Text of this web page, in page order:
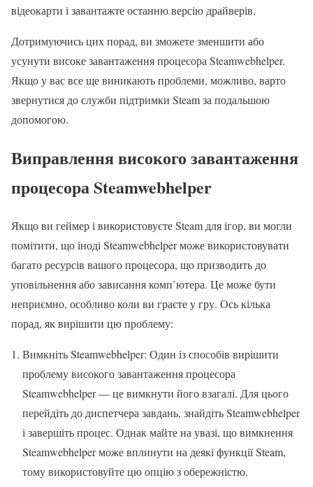
відеокарти і завантажте останню версію драйверів.
Дотримуючись цих порад, ви зможете зменшити або
усунути високе завантаження процесора Steamwebhelper.
Якщо у вас все ще виникають проблеми, можливо, варто
звернутися до служби підтримки Steam за подальшою
допомогою.
Виправлення високого завантаження
процесора Steamwebhelper
Якщо ви геймер і використовуєте Steam для ігор, ви могли
помітити, що іноді Steamwebhelper може використовувати
багато ресурсів вашого процесора, що призводить до
уповільнення або зависання комп’ютера. Це може бути
неприємно, особливо коли ви граєте у гру. Ось кілька
порад, як вирішити цю проблему:
Вимкніть Steamwebhelper: Один із способів вирішити
проблему високого завантаження процесора
Steamwebhelper — це вимкнути його взагалі. Для цього
перейдіть до диспетчера завдань, знайдіть Steamwebhelper
і завершіть процес. Однак майте на увазі, що вимкнення
Steamwebhelper може вплинути на деякі функції Steam,
тому використовуйте цю опцію з обережністю.